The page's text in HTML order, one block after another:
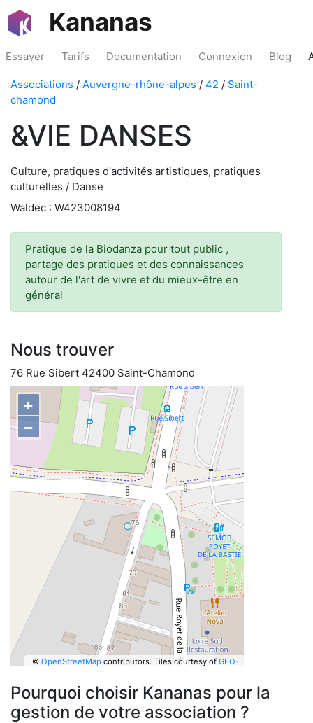
Kananas
Essayer Tarifs Documentation Connexion Blog
Associations / Auvergne-rhône-alpes / 42 / Saint-
chamond
&VIE DANSES
Culture, pratiques d'activités artistiques, pratiques
culturelles / Danse
Waldec : W423008194
Pratique de la Biodanza pour tout public ,
partage des pratiques et des connaissances
autour de l'art de vivre et du mieux-être en
général
Nous trouver
76 Rue Sibert 42400 Saint-Chamond
+
−
© OpenStreetMapcontributors. Tiles courtesy of GEO-
Pourquoi choisir Kananas pour la
gestion de votre association ?